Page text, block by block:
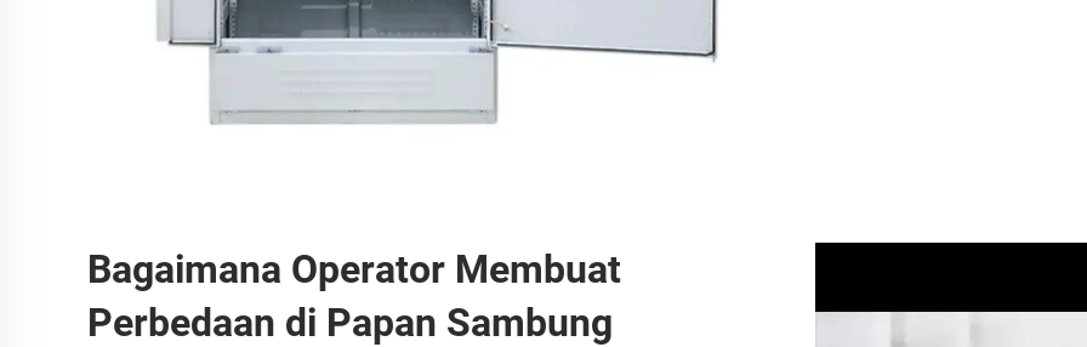
Bagaimana Operator Membuat
Perbedaan di Papan Sambung